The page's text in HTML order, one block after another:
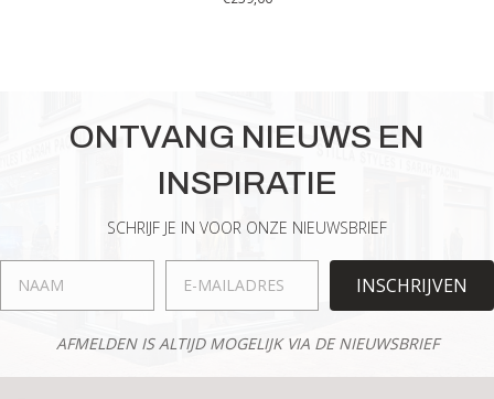
Deze
kan
gekozen
worden
de
productpagina
ONTVANG NIEUWS EN
INSPIRATIE
SCHRIJF JE IN VOOR ONZE NIEUWSBRIEF
INSCHRIJVEN
AFMELDEN IS ALTIJD MOGELIJK VIA DE NIEUWSBRIEF